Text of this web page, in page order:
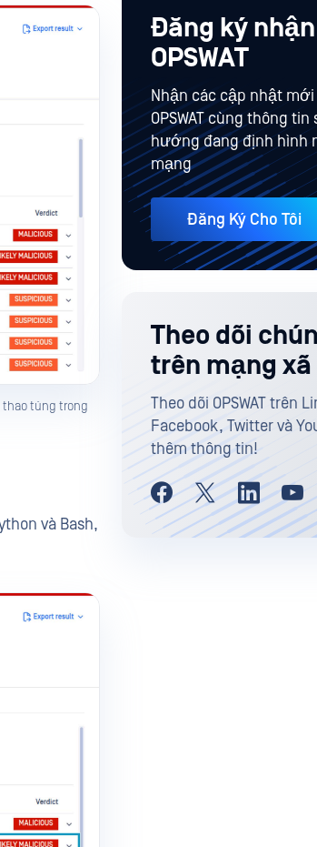
túng trong
và Bash,
Đăng ký
OPSWAT
Nhận các cập nhật
OPSWAT cùng thông
hướng đang định hình
mạng
Đăng Ký Cho Tôi
Theo dõi
trên mạng xã
Theo dõi OPSWAT trên
Facebook, Twitter và
thêm thông tin!